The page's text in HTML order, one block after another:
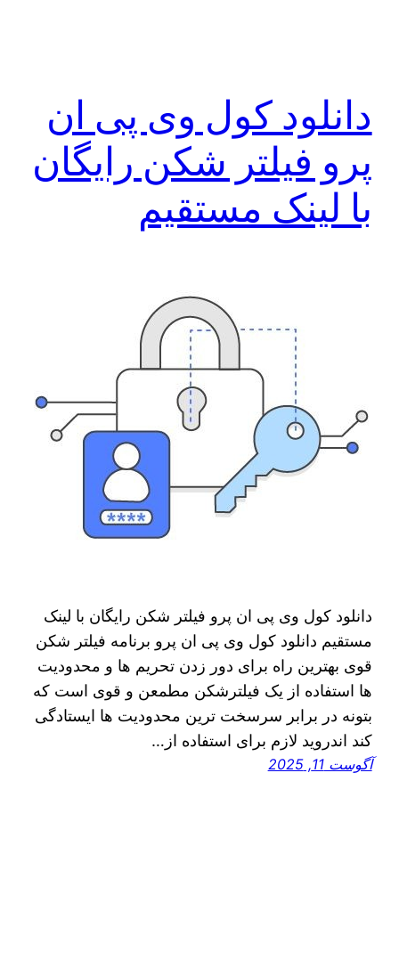
دانلود کول وی پی ان
پرو فیلتر شکن رایگان
با لینک مستقیم
دانلود کول وی پی ان پرو فیلتر شکن رایگان با لینک
مستقیم دانلود کول وی پی ان پرو برنامه فیلتر شکن
قوی بهترین راه برای دور زدن تحریم ها و محدودیت
ها استفاده از یک فیلترشکن مطمعن و قوی است که
بتونه در برابر سرسخت ترین محدودیت ها ایستادگی
کند اندروید لازم برای استفاده از…
آگوست 11, 2025